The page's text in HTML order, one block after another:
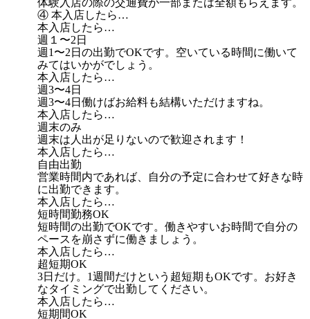
体験入店の際の交通費が一部または全額もらえます。
④ 本入店したら…
本入店したら…
週１〜2日
週1〜2日の出勤でOKです。空いている時間に働いて
みてはいかがでしょう。
本入店したら…
週3〜4日
週3〜4日働けばお給料も結構いただけますね。
本入店したら…
週末のみ
週末は人出が足りないので歓迎されます！
本入店したら…
自由出勤
営業時間内であれば、自分の予定に合わせて好きな時
に出勤できます。
本入店したら…
短時間勤務OK
短時間の出勤でOKです。働きやすいお時間で自分の
ペースを崩さずに働きましょう。
本入店したら…
超短期OK
3日だけ。1週間だけという超短期もOKです。お好き
なタイミングで出勤してください。
本入店したら…
短期間OK